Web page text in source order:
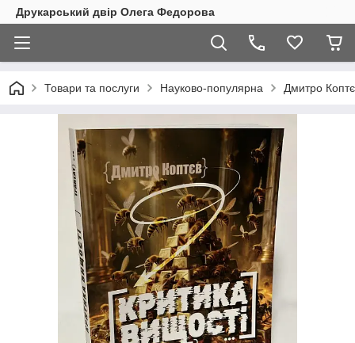
Друкарський двір Олега Федорова
Товари та послуги Науково-популярна Дмитро